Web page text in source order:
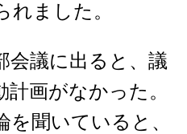
れました。
議に出ると、議
画がなかった。
を聞いていると、